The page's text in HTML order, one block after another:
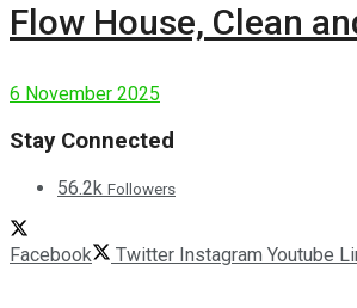
Flow House, Clean
6 November 2025
Stay Connected
56.2k Followers
Facebook Twitter Instagram Youtube